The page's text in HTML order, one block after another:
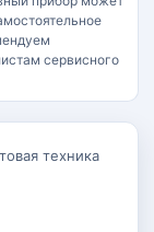
сервисного
техника